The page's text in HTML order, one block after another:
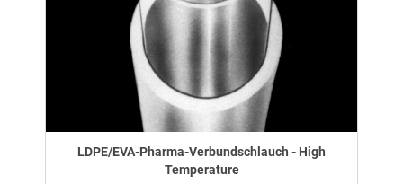
LDPE/EVA-Pharma-Verbundschlauch - High
Temperature